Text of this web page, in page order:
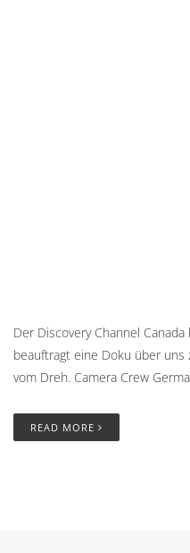
Der Discovery Channel
beauftragt eine Doku über
vom Dreh. Camera Crew
READ MORE